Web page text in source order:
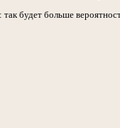
будет больше